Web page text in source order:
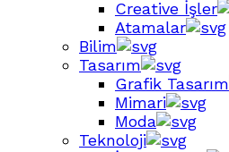
Creative İşler
Atamalar
Bilim
Tasarım
Grafik Tasarım
Mimari
Moda
Teknoloji